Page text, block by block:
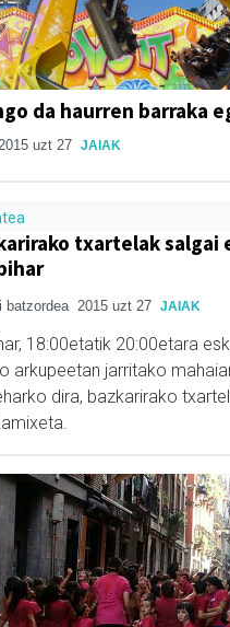
da haurren barraka
2015 uzt 27 JAIAK
txartelak salgai
batzordea 2015 uzt 27 JAIAK
18:00etatik 20:00etara
arkupeetan jarritako
dira, bazkarirako